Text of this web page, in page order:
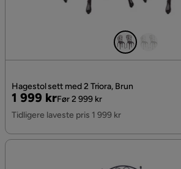
Hagestol sett med 2 Triora, Brun
Pris
1 999 kr
Original
Pris
Før 2 999 kr
Tidligere laveste pris 1 999 kr